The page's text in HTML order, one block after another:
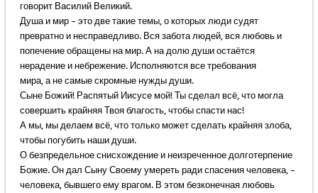
говорит Василий Великий.
Душа и мир – это две такие темы, о которых люди судят
превратно и несправедливо. Вся забота людей, вся любовь и
попечение обращены на мир. А на долю души остаётся
нерадение и небрежение. Исполняются все требования
мира, а не самые скромные нужды души.
Сыне Божий! Распятый Иисусе мой! Ты сделал всё, что могла
совершить крайняя Твоя благость, чтобы спасти нас!
А мы, мы делаем всё, что только может сделать крайняя злоба,
чтобы погубить наши души.
О безпредельное снисхождение и неизреченное долготерпение
Божие. Он дал Сыну Своему умереть ради спасения человека, –
человека, бывшего ему врагом. В этом безконечная любовь